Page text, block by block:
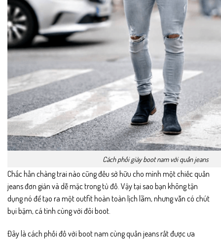
Cách phối giày boot nam với quần jeans
Chắc hẳn chàng trai nào cũng đều sở hữu cho mình một chiếc quần
jeans đơn giản và dễ mặc trong tủ đồ. Vậy tại sao bạn không tận
dụng nó để tạo ra một outfit hoàn toàn lịch lãm, nhưng vẫn có chút
bụi bặm, cá tình cùng với đôi boot.
Đây là cách phối đồ với boot nam cùng quần jeans rất được ưa